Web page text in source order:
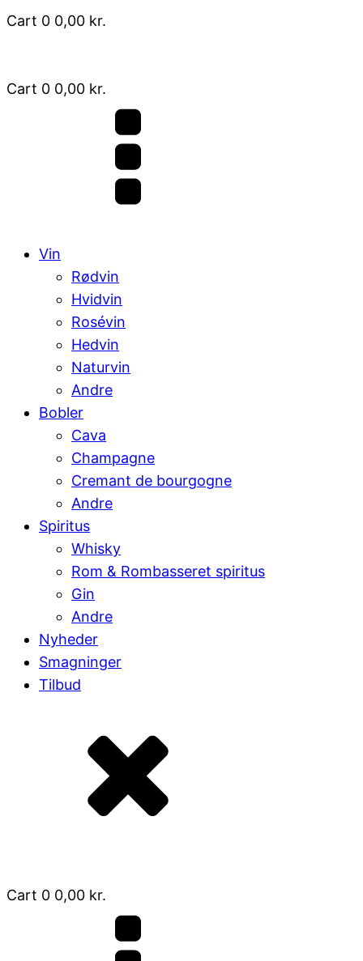
Cart 0 0,00 kr.
Cart 0 0,00 kr.
Vin
Rødvin
Hvidvin
Rosévin
Hedvin
Naturvin
Andre
Bobler
Cava
Champagne
Cremant de bourgogne
Andre
Spiritus
Whisky
Rom & Rombasseret spiritus
Gin
Andre
Nyheder
Smagninger
Tilbud
Cart 0 0,00 kr.